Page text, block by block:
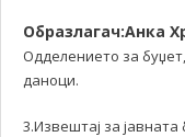
Образлагач:Анка
Одделението за
даноци.
3.Извештај за